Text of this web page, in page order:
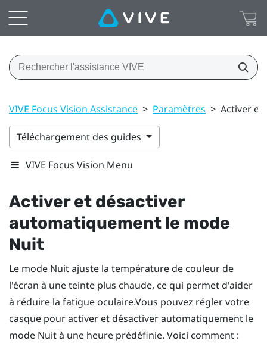
VIVE Focus Vision Assistance > Paramètres > Activer et
Téléchargement des guides
VIVE Focus Vision Menu
Activer et désactiver
automatiquement le mode
Nuit
Le mode Nuit ajuste la température de couleur de
l'écran à une teinte plus chaude, ce qui permet d'aider
à réduire la fatigue oculaire.Vous pouvez régler votre
casque pour activer et désactiver automatiquement le
mode Nuit à une heure prédéfinie. Voici comment :